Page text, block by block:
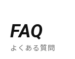
FAQ
よくある質問